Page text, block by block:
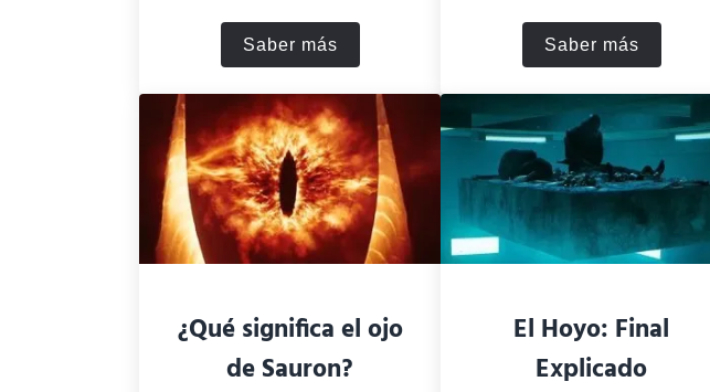
Saber másResumen de “El Nombre de la Rosa”
Saber másTully (2018):
¿Qué significa el ojo
de Sauron?
El Hoyo: Final
Explicado